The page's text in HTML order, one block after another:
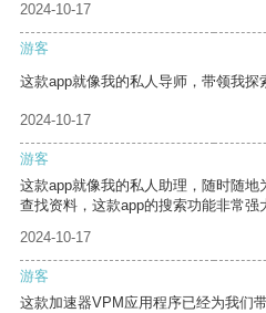
2024-10-17
游客
这款app就像我的私人导师，带领我探
2024-10-17
游客
这款app就像我的私人助理，随时随
查找资料，这款app的搜索功能非常强
2024-10-17
游客
这款加速器VPM应用程序已经为我们